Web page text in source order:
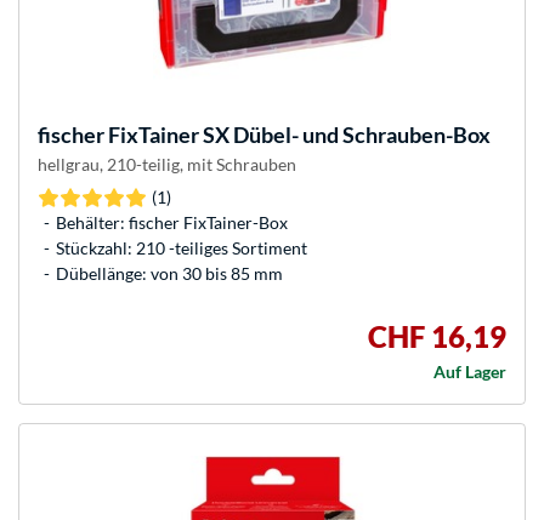
fischerFixTainer SX Dübel- und Schrauben-Box
hellgrau, 210-teilig, mit Schrauben
(1)
Behälter: fischer FixTainer-Box
Stückzahl: 210 -teiliges Sortiment
Dübellänge: von 30 bis 85 mm
CHF 16,19
Auf Lager